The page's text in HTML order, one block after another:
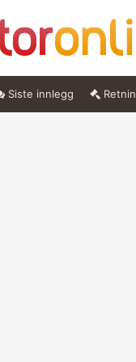
Siste innlegg